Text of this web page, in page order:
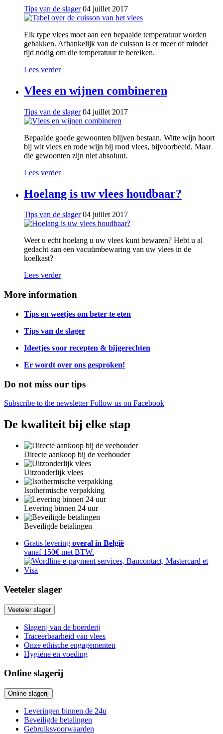
Tips van de slager 04 juillet 2017
Elk type vlees moet aan een bepaalde temperatuur worden
gebakken. Afhankelijk van de cuisson is er meer of minder
tijd nodig om die temperatuur te bereiken.
Lees verder
Vlees en wijnen combineren
Tips van de slager 04 juillet 2017
Bepaalde goede gewoonten blijven bestaan. Witte wijn hoort
bij wit vlees en rode wijn bij rood vlees, bijvoorbeeld. Maar
die gewoonten zijn niet absoluut.
Lees verder
Hoelang is uw vlees houdbaar?
Tips van de slager 04 juillet 2017
Weet u echt hoelang u uw vlees kunt bewaren? Hebt u al
gedacht aan een vacuümbewaring van uw vlees in de
koelkast?
Lees verder
More information
Tips en weetjes om beter te eten
Tips van de slager
Ideetjes voor recepten & bijgerechten
Er wordt over ons gesproken!
Do not miss our tips
Subscribe to the newsletterFollow us on Facebook
De kwaliteit bij elke stap
Directe aankoop bij de veehouder
Uitzonderlijk vlees
Isothermische verpakking
Levering binnen 24 uur
Beveiligde betalingen
Gratis levering overal in België
vanaf 150€ met BTW.
Veeteler slager
Veeteler slager
Slagerij van de boerderij
Traceerbaarheid van vlees
Onze ethische engagementen
Hygiëne en voeding
Online slagerij
Online slagerij
Leveringen binnen de 24u
Beveiligde betalingen
Gebruiksvoorwaarden